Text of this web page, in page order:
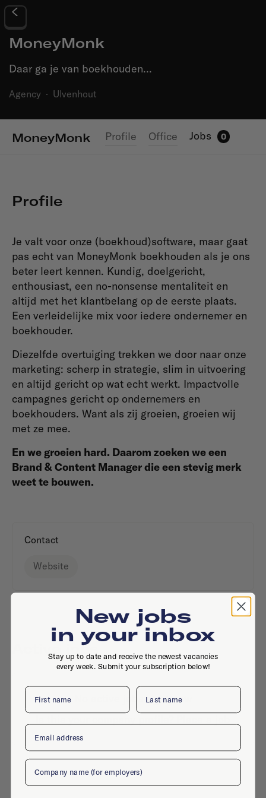
MoneyMonk
Daar ga je van boekhouden...
Agency · Ulvenhout
MoneyMonk Profile Office Jobs 0
Profile
Je valt voor onze (boekhoud)software, maar gaat
pas echt van MoneyMonk boekhouden als je ons
beter leert kennen. Kundig, doelgericht,
enthousiast, een no-nonsense mentaliteit en
altijd met het klantbelang op de eerste plaats.
Een verleidelijke mix voor iedere ondernemer en
boekhouder.
Diezelfde overtuiging trekken we door naar onze
marketing: scherp in strategie, slim in uitvoering
en altijd gericht op wat echt werkt. Impactvolle
campagnes gericht op ondernemers en
boekhouders. Want als zij groeien, groeien wij
met ze mee.
En we groeien hard. Daarom zoeken we een
Brand & Content Manager die een stevig merk
weet te bouwen.
Contact
Website
Active jobs
No active jobs right now
New jobs
in your inbox
Stay up to date and receive the newest vacancies
every week. Submit your subscription below!
First name Last name
Email
Company